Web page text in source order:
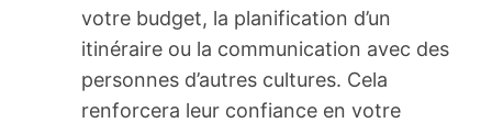
votre budget, la planification d’un
itinéraire ou la communication avec des
personnes d’autres cultures. Cela
renforcera leur confiance en votre